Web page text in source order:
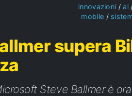
innovazioni ai
mobile
supera
Steve Ballmer è